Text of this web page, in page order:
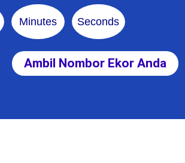
Minutes Seconds
Ambil Nombor Ekor Anda